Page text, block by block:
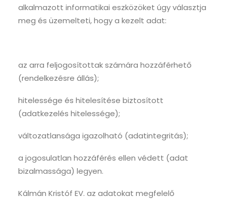
alkalmazott informatikai eszközöket úgy választja
meg és üzemelteti, hogy a kezelt adat:
az arra feljogosítottak számára hozzáférhető
(rendelkezésre állás);
hitelessége és hitelesítése biztosított
(adatkezelés hitelessége);
változatlansága igazolható (adatintegritás);
a jogosulatlan hozzáférés ellen védett (adat
bizalmassága) legyen.
Kálmán Kristóf EV. az adatokat megfelelő